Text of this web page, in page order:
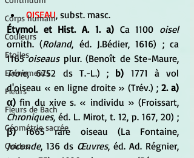
Corps humain
Couleurs
Etoiles
Evénements
Fleurs
Fleurs de Bach
Géométrie sacrée
Guides
OISEAU, subst. masc.
Étymol. et Hist. A. 1. a) Ca 1100 oisel
ornith. (Roland, éd. J.Bédier, 1616) ; ca
1165 oiseaus
Troie, 6752 ds T.-L.) ; b) 1771 à vol
d'oiseau « en ligne droite » (Trév.) ; 2. a)
α)
Chroniques
β)
Joconde, 136 ds Œuvres, éd. Ad. Régnier,